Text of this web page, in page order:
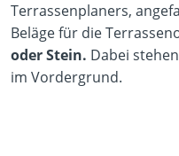
Terrassenplaners,
Beläge für die
oder Stein. Dabei
im Vordergrund.